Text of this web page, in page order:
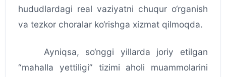
hududlardagi real vaziyatni chuqur o‘rganish
va tezkor choralar ko‘rishga xizmat qilmoqda.
Ayniqsa, so‘nggi yillarda joriy etilgan
“mahalla yettiligi” tizimi aholi muammolarini